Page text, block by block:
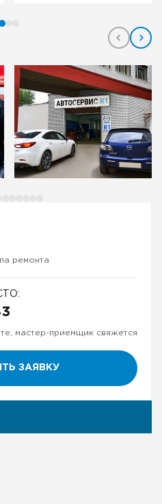
ремонта
мастер-приемщик свяжется
ЗАЯВКУ